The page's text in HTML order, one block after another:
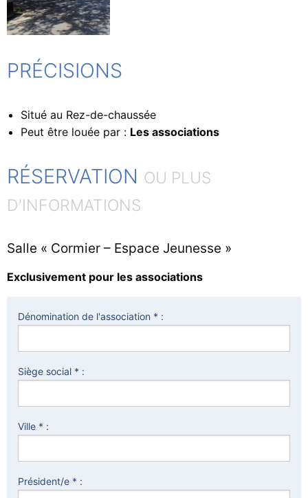
PRÉCISIONS
Situé au Rez-de-chaussée
Peut être louée par : Les associations
RÉSERVATION OU PLUS
D'INFORMATIONS
Salle « Cormier – Espace Jeunesse »
Exclusivement pour les associations
Dénomination de l'association * :
Siège social * :
Ville * :
Président/e * :